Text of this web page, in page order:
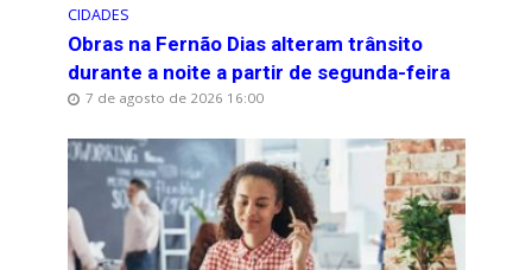
CIDADES
Obras na Fernão Dias alteram trânsito
durante a noite a partir de segunda-feira
7 de agosto de 2026 16:00